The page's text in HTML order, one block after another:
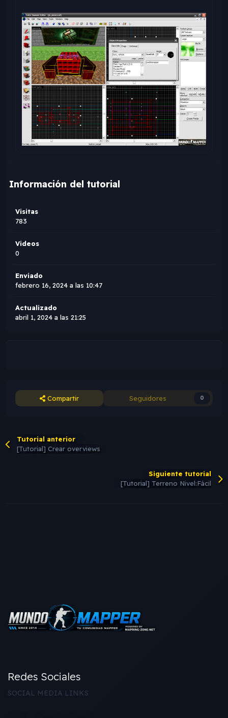
Información del tutorial
Visitas
783
Videos
0
Enviado
febrero 16, 2024 a las 10:47
Actualizado
abril 1, 2024 a las 21:25
Compartir Seguidores 0
Tutorial anterior
[Tutorial] Crear overviews
Siguiente tutorial
[Tutorial] Terreno Nivel:Fácil
Redes Sociales
SOCIAL MEDIA LINKS